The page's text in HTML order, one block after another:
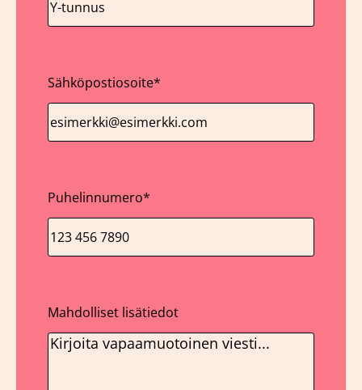
Sähköpostiosoite*
Puhelinnumero*
Mahdolliset lisätiedot